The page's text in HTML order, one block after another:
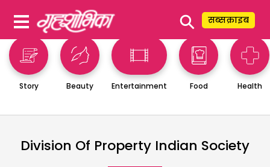
⚲ सब्सक्राइब
Story Beauty Entertainment Food Health
Division Of Property Indian Society